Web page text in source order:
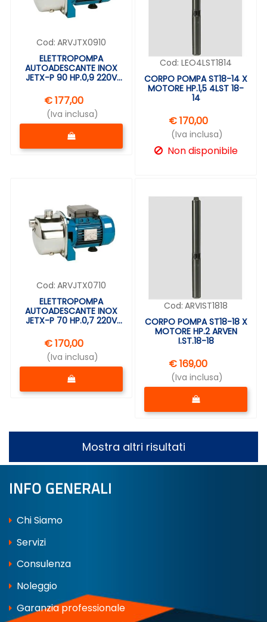
Cod: ARVJTX0910
ELETTROPOMPA
AUTOADESCANTE INOX
JETX-P 90 HP.0,9 220V
€ 177,00
(Iva inclusa)
Quantità
Cod: LEO4LST1814
CORPO POMPA ST18-14 X
MOTORE HP.1,5 4LST 18-
14
€ 170,00
(Iva inclusa)
Non disponibile
Cod: ARVJTX0710
ELETTROPOMPA
AUTOADESCANTE INOX
JETX-P 70 HP.0,7 220V
€ 170,00
(Iva inclusa)
Quantità
Cod: ARVIST1818
CORPO POMPA ST18-18 X
MOTORE HP.2 ARVEN
I.ST.18-18
€ 169,00
(Iva inclusa)
Quantità
Mostra altri risultati
INFO GENERALI
Chi Siamo
Servizi
Consulenza
Noleggio
Garanzia professionale